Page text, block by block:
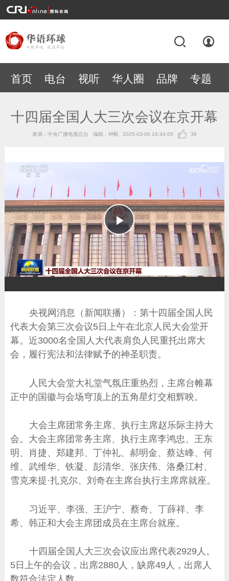
首页 电台 视听 华人圈 品牌 专题
十四届全国人大三次会议在京开幕
来源：中央广播电视总台 编辑：钟毅 2025-03-06 16:44:05 38
播
放
央视网消息（新闻联播）：第十四届全国人民
代表大会第三次会议5日上午在北京人民大会堂开
幕。近3000名全国人大代表肩负人民重托出席大
会，履行宪法和法律赋予的神圣职责。
人民大会堂大礼堂气氛庄重热烈，主席台帷幕
正中的国徽与会场穹顶上的五角星灯交相辉映。
大会主席团常务主席、执行主席赵乐际主持大
会。大会主席团常务主席、执行主席李鸿忠、王东
明、肖捷、郑建邦、丁仲礼、郝明金、蔡达峰、何
维、武维华、铁凝、彭清华、张庆伟、洛桑江村、
雪克来提·扎克尔、刘奇在主席台执行主席席就座。
习近平、李强、王沪宁、蔡奇、丁薛祥、李
希、韩正和大会主席团成员在主席台就座。
十四届全国人大三次会议应出席代表2929人。
5日上午的会议，出席2880人，缺席49人，出席人
数符合法定人数。